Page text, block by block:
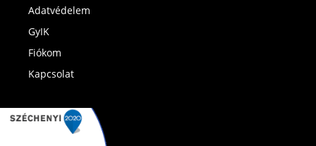
Adatvédelem
GyIK
Fiókom
Kapcsolat